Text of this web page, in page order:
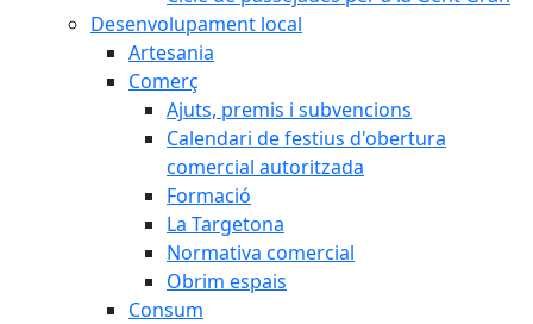
Desenvolupament local
Artesania
Comerç
Ajuts, premis i subvencions
Calendari de festius d'obertura
comercial autoritzada
Formació
La Targetona
Normativa comercial
Obrim espais
Consum